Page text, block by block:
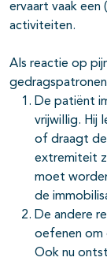
ervaart vaak een
activiteiten.
Als reactie op
De patiënt
vrijwillig. Hij
of draagt de
extremiteit
moet
de
De andere
oefenen om
Ook nu